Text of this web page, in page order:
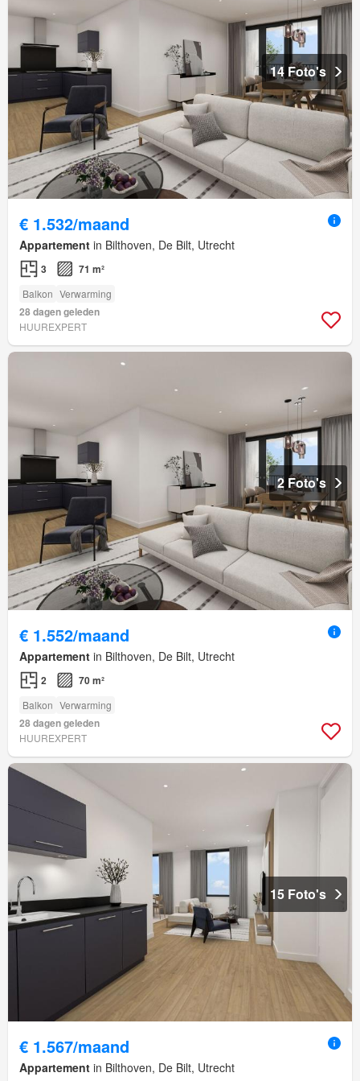
14 Foto's
€ 1.532/maand
Appartement in Bilthoven, De Bilt, Utrecht
3 71 m²
Balkon Verwarming
28 dagen geleden
HUUREXPERT
2 Foto's
€ 1.552/maand
Appartement in Bilthoven, De Bilt, Utrecht
2 70 m²
Balkon Verwarming
28 dagen geleden
HUUREXPERT
15 Foto's
€ 1.567/maand
Appartement in Bilthoven, De Bilt, Utrecht